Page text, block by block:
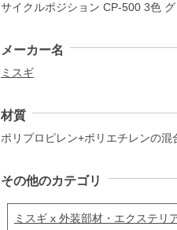
サイクルポジション CP-500 3色
メーカー名
ミスギ
材質
ポリプロピレン+ポリエチレンの混
その他のカテゴリ
ミスギ x 外装部材・エクステリ